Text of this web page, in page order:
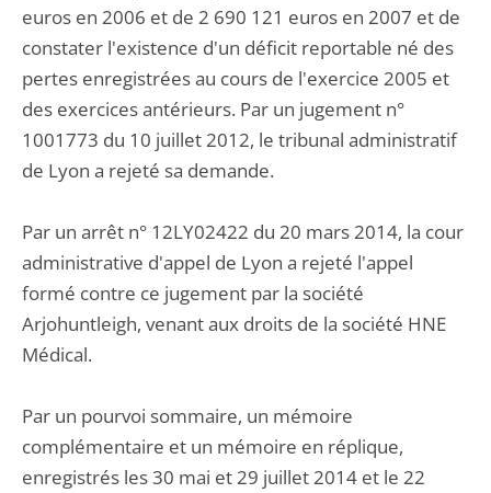
euros en 2006 et de 2 690 121 euros en 2007 et de
constater l'existence d'un déficit reportable né des
pertes enregistrées au cours de l'exercice 2005 et
des exercices antérieurs. Par un jugement n°
1001773 du 10 juillet 2012, le tribunal administratif
de Lyon a rejeté sa demande.
Par un arrêt n° 12LY02422 du 20 mars 2014, la cour
administrative d'appel de Lyon a rejeté l'appel
formé contre ce jugement par la société
Arjohuntleigh, venant aux droits de la société HNE
Médical.
Par un pourvoi sommaire, un mémoire
complémentaire et un mémoire en réplique,
enregistrés les 30 mai et 29 juillet 2014 et le 22